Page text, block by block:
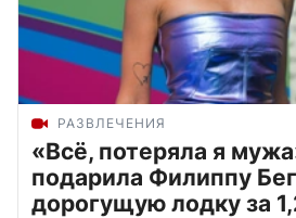
РАЗВЛЕЧЕНИЯ
«Всё, потеряла я
подарила Филиппу
дорогущую лодку за